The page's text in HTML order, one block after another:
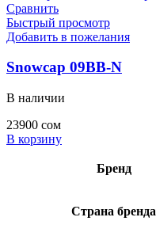
Сравнить
Быстрый просмотр
Добавить в пожелания
Snowcap 09BB-N
В наличии
23900 сом
В корзину
Бренд
Страна бренда